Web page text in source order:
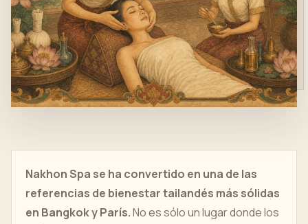
Nakhon Spa se ha convertido en una de las
referencias de bienestar tailandés más sólidas
en Bangkok y París.No es sólo un lugar donde los